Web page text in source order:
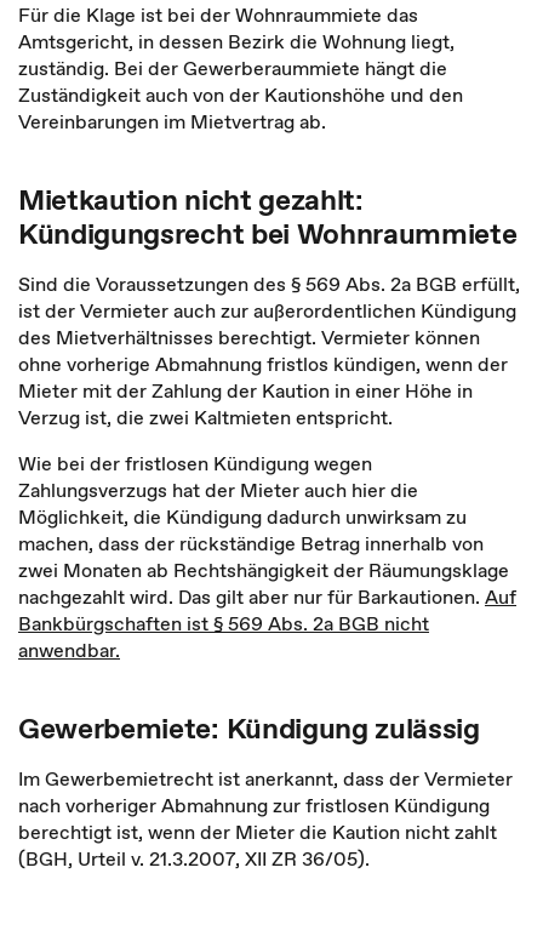
Für die Klage ist bei der Wohnraummiete das
Amtsgericht, in dessen Bezirk die Wohnung liegt,
zuständig. Bei der Gewerberaummiete hängt die
Zuständigkeit auch von der Kautionshöhe und den
Vereinbarungen im Mietvertrag ab.
Mietkaution nicht gezahlt:
Kündigungsrecht bei Wohnraummiete
Sind die Voraussetzungen des § 569 Abs. 2a BGB erfüllt,
ist der Vermieter auch zur außerordentlichen Kündigung
des Mietverhältnisses berechtigt. Vermieter können
ohne vorherige Abmahnung fristlos kündigen, wenn der
Mieter mit der Zahlung der Kaution in einer Höhe in
Verzug ist, die zwei Kaltmieten entspricht.
Wie bei der fristlosen Kündigung wegen
Zahlungsverzugs hat der Mieter auch hier die
Möglichkeit, die Kündigung dadurch unwirksam zu
machen, dass der rückständige Betrag innerhalb von
zwei Monaten ab Rechtshängigkeit der Räumungsklage
nachgezahlt wird. Das gilt aber nur für Barkautionen. Auf
Bankbürgschaften ist § 569 Abs. 2a BGB nicht
anwendbar.
Gewerbemiete: Kündigung zulässig
Im Gewerbemietrecht ist anerkannt, dass der Vermieter
nach vorheriger Abmahnung zur fristlosen Kündigung
berechtigt ist, wenn der Mieter die Kaution nicht zahlt
(BGH, Urteil v. 21.3.2007, XII ZR 36/05).